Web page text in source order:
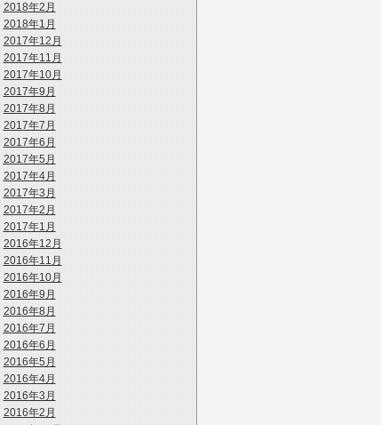
2018年2月
2018年1月
2017年12月
2017年11月
2017年10月
2017年9月
2017年8月
2017年7月
2017年6月
2017年5月
2017年4月
2017年3月
2017年2月
2017年1月
2016年12月
2016年11月
2016年10月
2016年9月
2016年8月
2016年7月
2016年6月
2016年5月
2016年4月
2016年3月
2016年2月